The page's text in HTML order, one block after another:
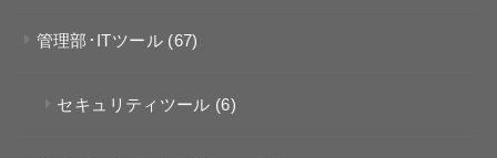
管理部･ITツール (67)
セキュリティツール (6)